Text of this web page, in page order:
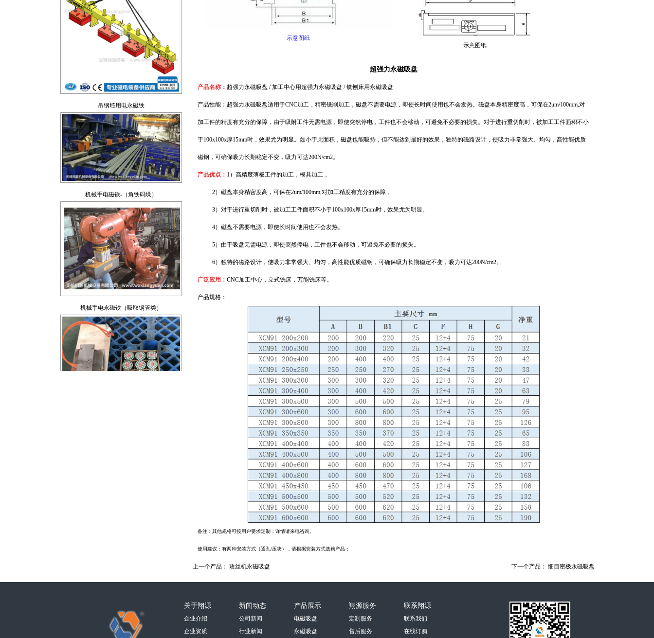
机械手电磁铁-（角铁码垛）
机械手电永磁铁（吸取钢管类）
示意图纸
示意图纸
超强力永磁吸盘
产品名称： 超强力永磁吸盘 / 加工中心用超强力永磁吸盘 / 铣刨床用永磁吸盘
产品性能：超强力永磁吸盘适用于CNC加工，精密铣削加工，磁盘不需要电源，即使长时间使用也不会发热。磁盘本身精密度高，可保在2um/100mm,对
加工件的精度有充分的保障，由于吸附工件无需电源，即使突然停电，工件也不会移动，可避免不必要的损失。对于进行重切削时，被加工工件面积不小
于100x100x厚15mm时，效果尤为明显。如小于此面积，磁盘也能吸持，但不能达到最好的效果，独特的磁路设计，使吸力非常强大、均匀，高性能优质
磁钢，可确保吸力长期稳定不变，吸力可达200N/cm2。
产品优点： 1）高精度薄板工件的加工，模具加工，
2）磁盘本身精密度高，可保在2um/100mm,对加工精度有充分的保障，
3）对于进行重切削时，被加工工件面积不小于100x100x厚15mm时，效果尤为明显。
4）磁盘不需要电源，即使长时间使用也不会发热。
5）由于吸盘无需电源，即使突然停电，工件也不会移动，可避免不必要的损失。
6）独特的磁路设计，使吸力非常强大、均匀，高性能优质磁钢，可确保吸力长期稳定不变，吸力可达200N/cm2。
广泛应用： CNC加工中心，立式铣床，万能铣床等。
产品规格：
备注：其他规格可按用户要求定制；详情请来电咨询。
使用建议：有两种安装方式（通孔/压块），请根据安装方式选购产品；
上一个产品： 攻丝机永磁吸盘 下一个产品： 细目密极永磁吸盘
关于翔源
企业介绍
企业资质
新闻动态
公司新闻
行业新闻
产品展示
电磁吸盘
永磁吸盘
翔源服务
定制服务
售后服务
联系翔源
联系我们
在线订购